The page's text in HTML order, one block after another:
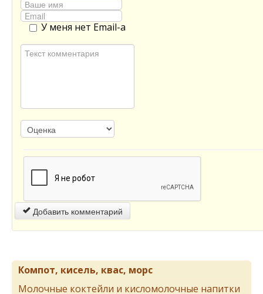
У меня нет Email-а
Добавить комментарий
Компот, кисель, квас, морс
Молочные коктейли и кисломолочные напитки